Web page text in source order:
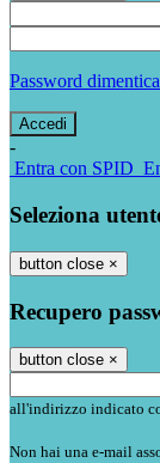
Password
-
Entra con SPID
Seleziona
button close ×
Recupero
button close ×
all'indirizzo indicato
Non hai una e-mail